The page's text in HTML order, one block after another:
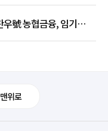
號 농협금융, 임기
맨위로